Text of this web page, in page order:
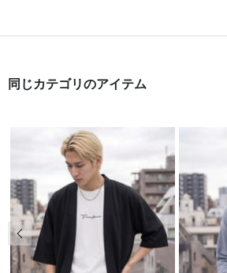
同じカテゴリのアイテム
前の画像